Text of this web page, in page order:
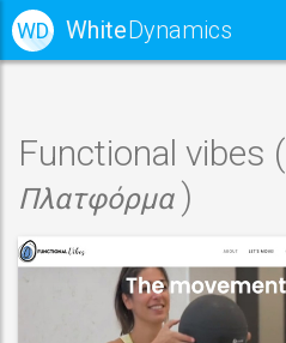
WD WhiteDynamics
Functional vibes (
Πλατφόρμα )